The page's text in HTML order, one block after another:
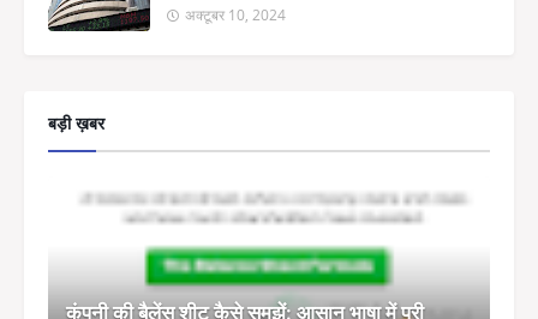
अक्टूबर 10, 2024
बड़ी ख़बर
कंपनी की बैलेंस शीट कैसे समझें: आसान भाषा में पूरी